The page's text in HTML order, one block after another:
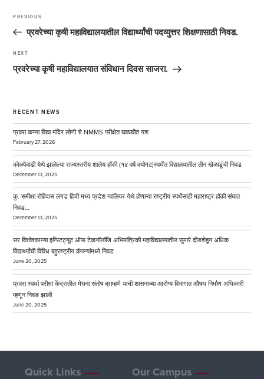
navigation
Previous
Post
PREVIOUS
प्रवरेच्या कृषी महाविद्यालयातील विद्यार्थ्यांची पदव्युत्तर शिक्षणासाठी निवड.
Next
Post
NEXT
प्रवरेच्या कृषी महाविद्यालयात संविधान दिवस साजरा.
RECENT NEWS
प्रवरा कन्या विद्या मंदिर लोणी चे NMMS परीक्षेत घवघवीत यश
February 27, 2026
कोळपेवाडी येथे झालेल्या राज्यस्तरीय शालेय हॉकी (१४ वर्ष वयोगट)स्पर्धेत विद्यालयातील तीन खेळाडूंची निवड
December 13, 2025
कु. समीक्षा रोहिदास लगड हिची मध्य प्रदेश ग्वालियर येथे होणाऱ्या राष्ट्रीय स्पर्धेसाठी महाराष्ट्र हॉकी संघात
निवड…
December 13, 2025
सर विश्वेश्वरय्या इन्स्टिट्यूट ऑफ टेकनॉलॉजि अभियांत्रिकी महाविद्यालयातील सुमारे दीडशेहून अधिक
विद्यार्थ्यांची विविध बहुराष्ट्रीय कंपन्यांमध्ये निवड
June 20, 2025
प्रवरा स्पर्धा परीक्षा केंद्रातील मेघना संतोष ब्राम्हणे याची शासनाच्या आरोग्य विभागात औषध निर्माण अधिकारी
म्हणून निवड झाली
June 20, 2025
Quick Links Our Campus